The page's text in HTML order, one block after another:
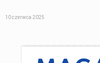
10 czerwca 2025